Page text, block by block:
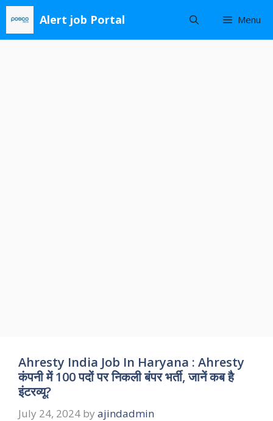
Skip
content
Alert job Portal Menu
Ahresty India Job In Haryana : Ahresty
कंपनी में 100 पदों पर निकली बंपर भर्ती, जानें कब है
इंटरव्यू?
July 24, 2024 by ajindadmin